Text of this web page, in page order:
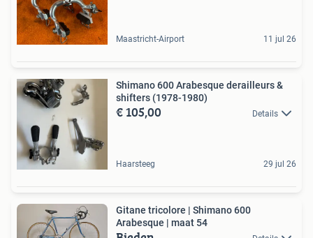
Maastricht-Airport 11 jul 26
Shimano 600 Arabesque derailleurs &
shifters (1978-1980)
€ 105,00 Details
Haarsteeg 29 jul 26
Gitane tricolore | Shimano 600
Arabesque | maat 54